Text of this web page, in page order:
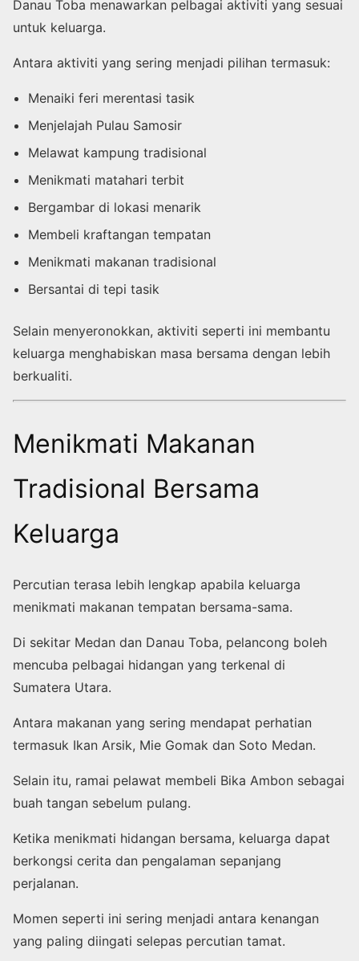
Danau Toba menawarkan pelbagai aktiviti yang sesuai
untuk keluarga.
Antara aktiviti yang sering menjadi pilihan termasuk:
Menaiki feri merentasi tasik
Menjelajah Pulau Samosir
Melawat kampung tradisional
Menikmati matahari terbit
Bergambar di lokasi menarik
Membeli kraftangan tempatan
Menikmati makanan tradisional
Bersantai di tepi tasik
Selain menyeronokkan, aktiviti seperti ini membantu
keluarga menghabiskan masa bersama dengan lebih
berkualiti.
Menikmati Makanan
Tradisional Bersama
Keluarga
Percutian terasa lebih lengkap apabila keluarga
menikmati makanan tempatan bersama-sama.
Di sekitar Medan dan Danau Toba, pelancong boleh
mencuba pelbagai hidangan yang terkenal di
Sumatera Utara.
Antara makanan yang sering mendapat perhatian
termasuk Ikan Arsik, Mie Gomak dan Soto Medan.
Selain itu, ramai pelawat membeli Bika Ambon sebagai
buah tangan sebelum pulang.
Ketika menikmati hidangan bersama, keluarga dapat
berkongsi cerita dan pengalaman sepanjang
perjalanan.
Momen seperti ini sering menjadi antara kenangan
yang paling diingati selepas percutian tamat.